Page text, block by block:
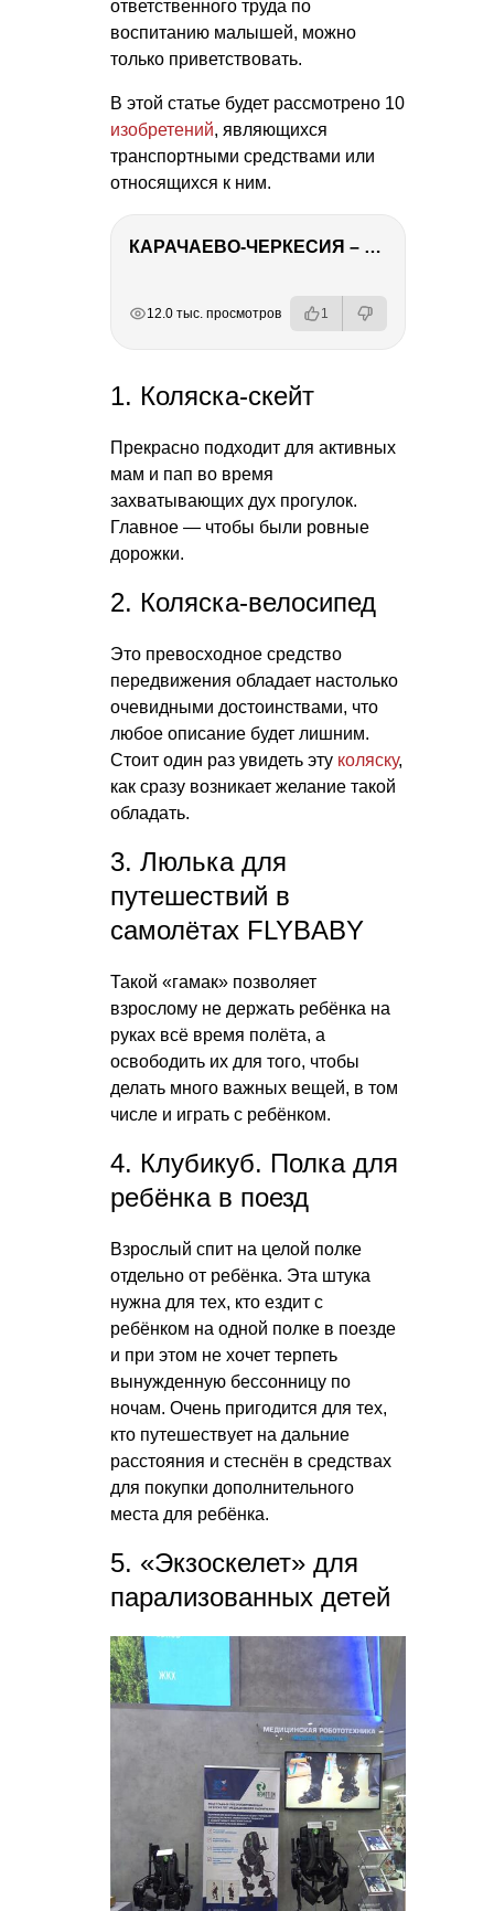
ответственного труда по
воспитанию малышей, можно
только приветствовать.
В этой статье будет рассмотрено 10
изобретений, являющихся
транспортными средствами или
относящихся к ним.
КАРАЧАЕВО-ЧЕРКЕСИЯ – ПУТЕШЕСТВИЕ НА КАВКАЗ часть 2
12.0 тыс. просмотров 1
1. Коляска-скейт
Прекрасно подходит для активных
мам и пап во время
захватывающих дух прогулок.
Главное — чтобы были ровные
дорожки.
2. Коляска-велосипед
Это превосходное средство
передвижения обладает настолько
очевидными достоинствами, что
любое описание будет лишним.
Стоит один раз увидеть эту коляску,
как сразу возникает желание такой
обладать.
3. Люлька для
путешествий в
самолётах FLYBABY
Такой «гамак» позволяет
взрослому не держать ребёнка на
руках всё время полёта, а
освободить их для того, чтобы
делать много важных вещей, в том
числе и играть с ребёнком.
4. Клубикуб. Полка для
ребёнка в поезд
Взрослый спит на целой полке
отдельно от ребёнка. Эта штука
нужна для тех, кто ездит с
ребёнком на одной полке в поезде
и при этом не хочет терпеть
вынужденную бессонницу по
ночам. Очень пригодится для тех,
кто путешествует на дальние
расстояния и стеснён в средствах
для покупки дополнительного
места для ребёнка.
5. «Экзоскелет» для
парализованных детей